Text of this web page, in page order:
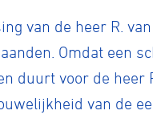
van de heer R.
Omdat een
duurt voor de heer
van de
ID-